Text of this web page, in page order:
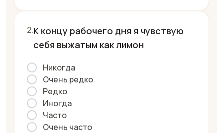
К концу рабочего дня я чувствую
себя выжатым как лимон
Никогда
Очень редко
Редко
Иногда
Часто
Очень часто